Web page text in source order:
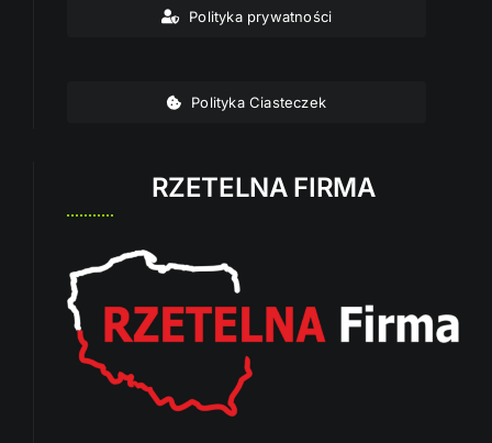
Polityka prywatności
Polityka Ciasteczek
RZETELNA FIRMA